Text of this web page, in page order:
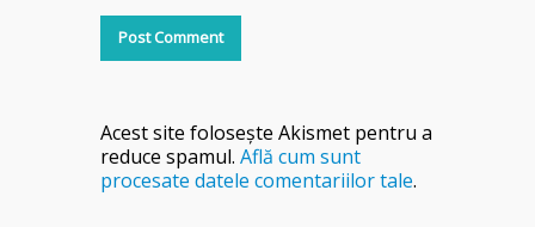
Acest site folosește Akismet pentru a
reduce spamul. Află cum sunt
procesate datele comentariilor tale.